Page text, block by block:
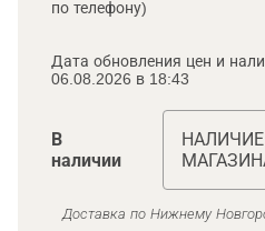
по телефону)
Дата обновления цен и
06.08.2026 в 18:43
В
наличии
НАЛИЧИЕ
Доставка по Нижнему